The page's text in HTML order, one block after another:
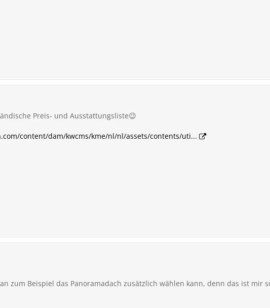
Preis- und Ausstattungsliste😉
content/dam/kwcms/kme/nl/nl/assets/contents/uti...
zum Beispiel das Panoramadach zusätzlich wählen kann, denn das ist mir